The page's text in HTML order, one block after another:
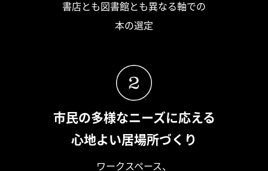
書店とも図書館とも異なる軸での
本の選定
市民の多様なニーズに応える
心地よい居場所づくり
ワークスペース、